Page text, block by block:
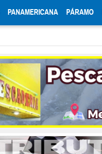
PANAMERICANA PÁRAMO